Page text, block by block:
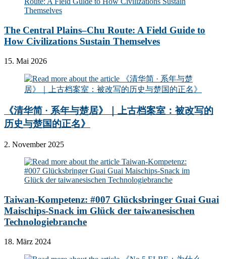
The Central Plains–Chu Route: A Field Guide to
How Civilizations Sustain Themselves
15. Mai 2026
《清华简 · 系年与楚居》｜上古档案室：被改写的
历史与楚国的正名》
2. November 2025
Taiwan-Kompetenz: #007 Glücksbringer Guai Guai
Maischips-Snack im Glück der taiwanesischen
Technologiebranche
18. März 2024